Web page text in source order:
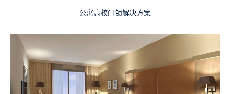
公寓高校门锁解决方案